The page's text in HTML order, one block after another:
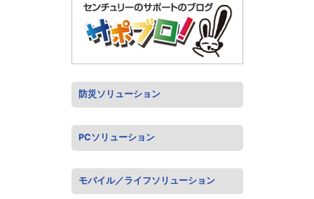
防災ソリューション
PCソリューション
モバイル／ライフソリューション